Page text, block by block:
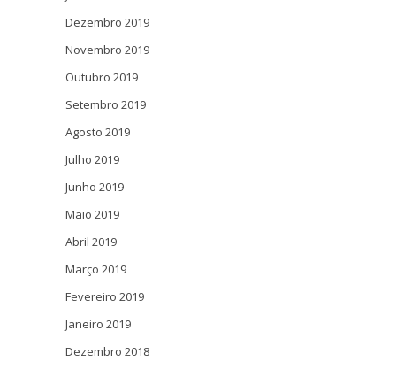
Dezembro 2019
Novembro 2019
Outubro 2019
Setembro 2019
Agosto 2019
Julho 2019
Junho 2019
Maio 2019
Abril 2019
Março 2019
Fevereiro 2019
Janeiro 2019
Dezembro 2018